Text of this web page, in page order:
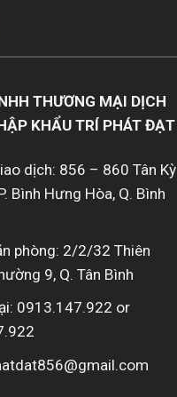
THƯƠNG MẠI DỊCH
KHẨU TRÍ PHÁT ĐẠT
dịch: 856 – 860 Tân Kỳ
Bình Hưng Hòa, Q. Bình
phòng: 2/2/32 Thiên
9, Q. Tân Bình
0913.147.922 or